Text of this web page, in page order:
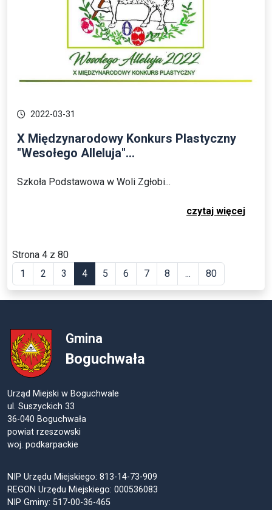
2022-03-31
X Międzynarodowy Konkurs Plastyczny
"Wesołego Alleluja"...
Szkoła Podstawowa w Woli Zgłobi...
czytaj więcej
Strona 4 z 80
1
2 3 4 5 6 7 8 ... 80
Gmina
Boguchwała
Urząd Miejski w Boguchwale
ul. Suszyckich 33
36-040 Boguchwała
powiat rzeszowski
woj. podkarpackie
NIP Urzędu Miejskiego: 813-14-73-909
REGON Urzędu Miejskiego: 000536083
NIP Gminy: 517-00-36-465